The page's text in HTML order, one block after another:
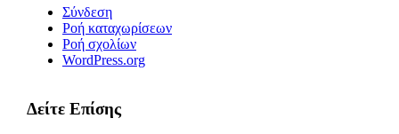
Σύνδεση
Ροή καταχωρίσεων
Ροή σχολίων
WordPress.org
Δείτε Επίσης